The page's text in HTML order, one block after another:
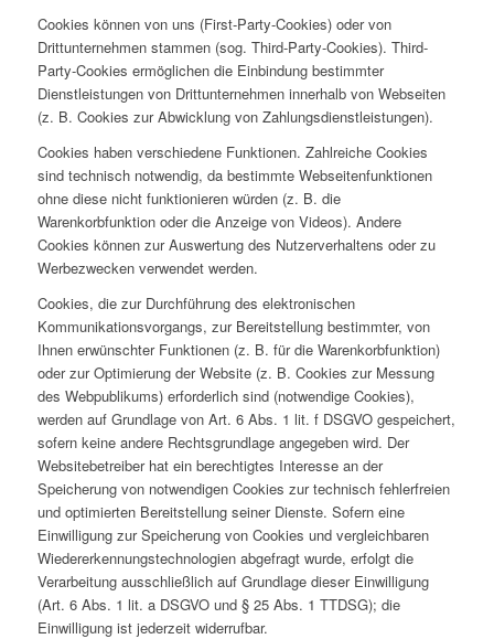
Cookies können von uns (First-Party-Cookies) oder von
Drittunternehmen stammen (sog. Third-Party-Cookies). Third-
Party-Cookies ermöglichen die Einbindung bestimmter
Dienstleistungen von Drittunternehmen innerhalb von Webseiten
(z. B. Cookies zur Abwicklung von Zahlungsdienstleistungen).
Cookies haben verschiedene Funktionen. Zahlreiche Cookies
sind technisch notwendig, da bestimmte Webseitenfunktionen
ohne diese nicht funktionieren würden (z. B. die
Warenkorbfunktion oder die Anzeige von Videos). Andere
Cookies können zur Auswertung des Nutzerverhaltens oder zu
Werbezwecken verwendet werden.
Cookies, die zur Durchführung des elektronischen
Kommunikationsvorgangs, zur Bereitstellung bestimmter, von
Ihnen erwünschter Funktionen (z. B. für die Warenkorbfunktion)
oder zur Optimierung der Website (z. B. Cookies zur Messung
des Webpublikums) erforderlich sind (notwendige Cookies),
werden auf Grundlage von Art. 6 Abs. 1 lit. f DSGVO gespeichert,
sofern keine andere Rechtsgrundlage angegeben wird. Der
Websitebetreiber hat ein berechtigtes Interesse an der
Speicherung von notwendigen Cookies zur technisch fehlerfreien
und optimierten Bereitstellung seiner Dienste. Sofern eine
Einwilligung zur Speicherung von Cookies und vergleichbaren
Wiedererkennungstechnologien abgefragt wurde, erfolgt die
Verarbeitung ausschließlich auf Grundlage dieser Einwilligung
(Art. 6 Abs. 1 lit. a DSGVO und § 25 Abs. 1 TTDSG); die
Einwilligung ist jederzeit widerrufbar.